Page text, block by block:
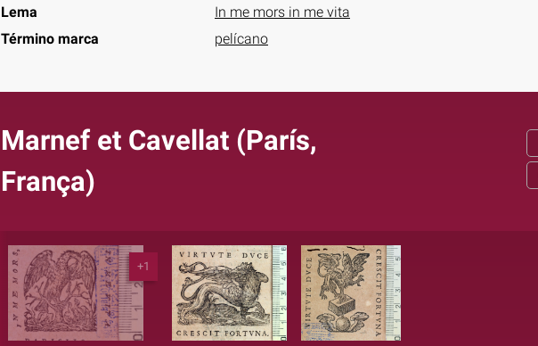
Lema
In me mors in me vita
Término marca
pelícano
Marnef et Cavellat (París,
França)
+1